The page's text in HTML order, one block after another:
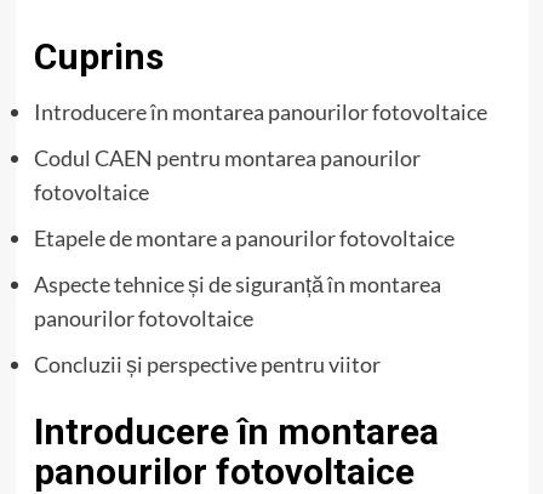
Cuprins
Introducere în montarea panourilor fotovoltaice
Codul CAEN pentru montarea panourilor
fotovoltaice
Etapele de montare a panourilor fotovoltaice
Aspecte tehnice și de siguranță în montarea
panourilor fotovoltaice
Concluzii și perspective pentru viitor
Introducere în montarea
panourilor fotovoltaice